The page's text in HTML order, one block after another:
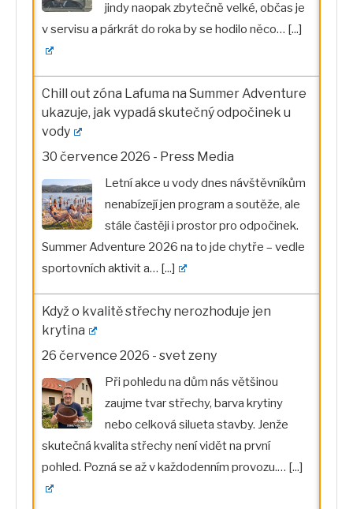
jindy naopak zbytečně velké, občas je
v servisu a párkrát do roka by se hodilo něco… [...]
Chill out zóna Lafuma na Summer Adventure
ukazuje, jak vypadá skutečný odpočinek u
vody
30 července 2026 - Press Media
Letní akce u vody dnes návštěvníkům
nenabízejí jen program a soutěže, ale
stále častěji i prostor pro odpočinek.
Summer Adventure 2026 na to jde chytře – vedle
sportovních aktivit a… [...]
Když o kvalitě střechy nerozhoduje jen
krytina
26 července 2026 - svet zeny
Při pohledu na dům nás většinou
zaujme tvar střechy, barva krytiny
nebo celková silueta stavby. Jenže
skutečná kvalita střechy není vidět na první
pohled. Pozná se až v každodenním provozu.… [...]